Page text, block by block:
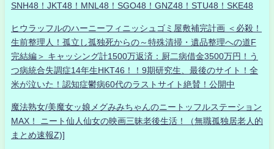
SNH48！JKT48！MNL48！SGO48！GNZ48！STU48！SKE48
ヒウラッフルのハーニーフィニッシュゴミ屋敷補完計画 ＜必殺！
生前整理人！孤立し孤独死からの～特殊清掃・遺品整理への道F
完結編＞ キャッシング計1500万返済：厨二病借金3500万円！う
つ病統合失調症14年生HKT46！！9期研究生、最後のサイト！全
米が泣いた！認知症鬱病60代のラストサイト絶賛！公開中
魔法熟女/美魔女ッ娘メグみみちゃんのニートッフルステーション
MAX！ ニート仙人仙女の映画三昧老後生活！（無職孤独居老人的
まとめ速報Z)]